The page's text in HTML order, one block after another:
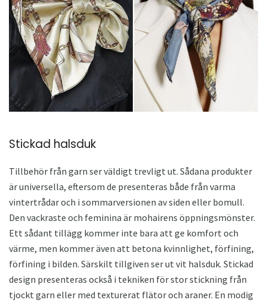
Stickad halsduk
Tillbehör från garn ser väldigt trevligt ut. Sådana produkter
är universella, eftersom de presenteras både från varma
vintertrådar och i sommarversionen av siden eller bomull.
Den vackraste och feminina är mohairens öppningsmönster.
Ett sådant tillägg kommer inte bara att ge komfort och
värme, men kommer även att betona kvinnlighet, förfining,
förfining i bilden. Särskilt tillgiven ser ut vit halsduk. Stickad
design presenteras också i tekniken för stor stickning från
tjockt garn eller med texturerat flätor och araner. En modig